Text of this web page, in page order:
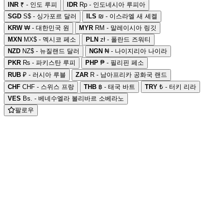
INR ₹ - 인도 루피 IDR Rp - 인도네시아 루피아
SGD S$ - 싱가포르 달러 ILS ₪ - 이스라엘 새 셰켈
KRW₩ - 대한민국 원 MYR RM - 말레이시아 링깃
MXN MX$ - 멕시코 페소 PLN zł - 폴란드 즈워티
NZD NZ$ - 뉴질랜드 달러 NGN ₦ - 나이지리아 나이라
PKR ₨ - 파키스탄 루피 PHP ₱ - 필리핀 페소
RUB ₽ - 러시아 루블 ZAR R - 남아프리카 공화국 랜드
CHF CHF - 스위스 프랑 THB ฿ - 태국 바트 TRY ₺ - 터키 리라
VES Bs. - 베네수엘라 볼리바르 소베라노
팔로우